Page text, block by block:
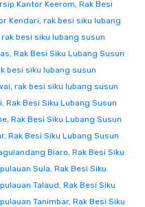
Kantor Keerom, Rak Besi
Kendari, rak besi siku lubang
rak besi siku lubang susun
, Rak Besi Siku Lubang Susun
besi siku lubang susun
, rak besi siku lubang susun
, Rak Besi Siku Lubang Susun
, Rak Besi Siku Lubang Susun
, Rak Besi Siku Lubang Susun
Biaro, Rak Besi Siku
Sula, Rak Besi Siku
Talaud, Rak Besi Siku
Tanimbar, Rak Besi Siku